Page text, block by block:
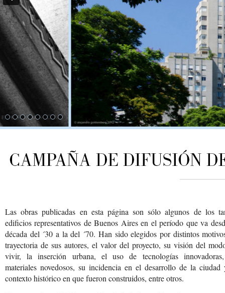
Las obras publicadas en esta página son sólo algunos de los
edificios representativos de Buenos Aires en el período que va
década del ´30 a la del ´70. Han sido elegidos por distintos
trayectoria de sus autores, el valor del proyecto, su visión del
vivir, la inserción urbana, el uso de tecnologías
materiales novedosos, su incidencia en el desarrollo de la
contexto histórico en que fueron construidos, entre otros.